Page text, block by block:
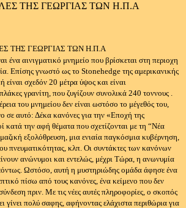
ΤΗΣ ΓΕΩΡΓΙΑΣ ΤΩΝ Η.Π.Α
ένα αινιγματικό μνημείο που βρίσκεται στη περιοχη
Επίσης γνωστό ως το Stonehedge της αμερικανικής
είναι σχεδόν 20 μέτρα ύψος και είναι
γρανίτη, που ζυγίζουν συνολικά 240 τοννους .
του μνημείου δεν είναι ωστόσο το μέγεθός του,
σε αυτό: Δέκα κανόνες για την «Εποχή της
κατά την αφή θέματα που σχετίζονται με τη “Νέα
εξολόθρευση, μια ενιαία παγκόσμια κυβέρνηση,
πνευματικότητας, κλπ. Οι συντάκτες των κανόνων
ανώνυμοι και εντελώς, μέχρι Τώρα, η ανωνυμία
Ωστόσο, αυτή η μυστηριώδης ομάδα άφησε ένα
πίσω από τους κανόνες, ένα κείμενο που δεν
πριν. Με τις νέες αυτές πληροφορίες, ο σκοπός
γίνει πολύ σαφης, αφήνοντας ελάχιστα περιθώρια για